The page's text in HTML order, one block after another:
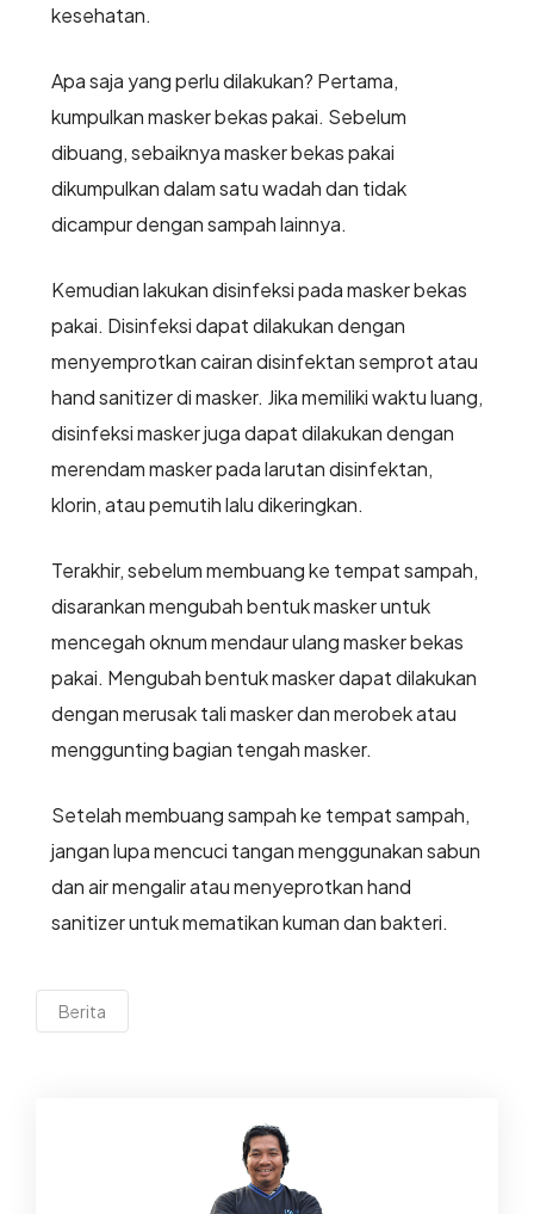
kesehatan.
Apa saja yang perlu dilakukan? Pertama,
kumpulkan masker bekas pakai. Sebelum
dibuang, sebaiknya masker bekas pakai
dikumpulkan dalam satu wadah dan tidak
dicampur dengan sampah lainnya.
Kemudian lakukan disinfeksi pada masker bekas
pakai. Disinfeksi dapat dilakukan dengan
menyemprotkan cairan disinfektan semprot atau
hand sanitizer di masker. Jika memiliki waktu luang,
disinfeksi masker juga dapat dilakukan dengan
merendam masker pada larutan disinfektan,
klorin, atau pemutih lalu dikeringkan.
Terakhir, sebelum membuang ke tempat sampah,
disarankan mengubah bentuk masker untuk
mencegah oknum mendaur ulang masker bekas
pakai. Mengubah bentuk masker dapat dilakukan
dengan merusak tali masker dan merobek atau
menggunting bagian tengah masker.
Setelah membuang sampah ke tempat sampah,
jangan lupa mencuci tangan menggunakan sabun
dan air mengalir atau menyeprotkan hand
sanitizer untuk mematikan kuman dan bakteri.
Berita